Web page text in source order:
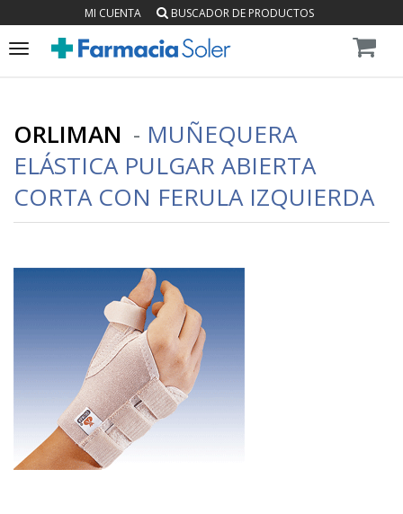
MI CUENTA BUSCADOR DE PRODUCTOS
Toggle
ORLIMAN - MUÑEQUERA
ELÁSTICA PULGAR ABIERTA
CORTA CON FERULA IZQUIERDA